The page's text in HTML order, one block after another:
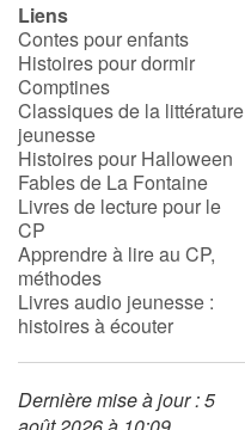
Actualités
Par thématique
Rencontres et témoignages
Contes d'ici et d'ailleurs
Autour de la lecture
Apprendre à lire
Livre audio
Liens
Contes pour enfants
Histoires pour dormir
Comptines
Classiques de la littérature
jeunesse
Histoires pour Halloween
Fables de La Fontaine
Livres de lecture pour le
CP
Apprendre à lire au CP,
méthodes
Livres audio jeunesse :
histoires à écouter
Dernière mise à jour : 5